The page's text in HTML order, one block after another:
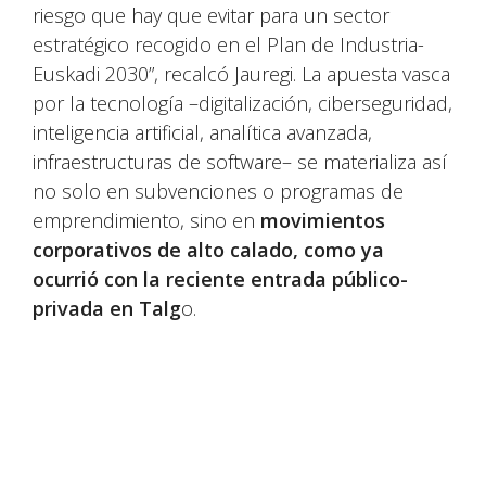
riesgo que hay que evitar para un sector
estratégico recogido en el Plan de Industria-
Euskadi 2030”, recalcó Jauregi. La apuesta vasca
por la tecnología –digitalización, ciberseguridad,
inteligencia artificial, analítica avanzada,
infraestructuras de software– se materializa así
no solo en subvenciones o programas de
emprendimiento, sino en movimientos
corporativos de alto calado, como ya
ocurrió con la reciente entrada público-
privada en Talgo.